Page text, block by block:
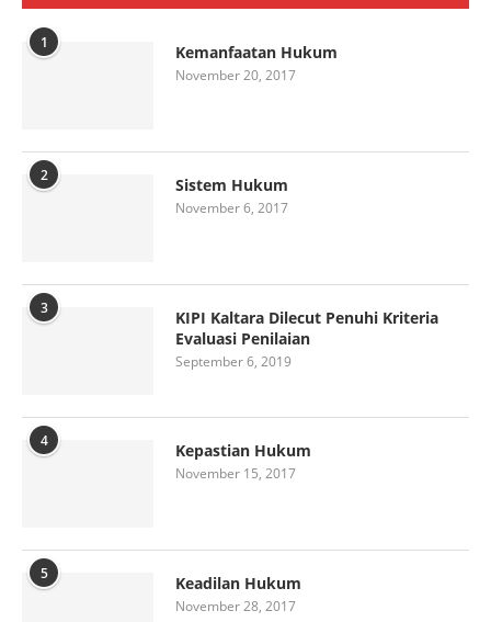
1 Kemanfaatan Hukum
November 20, 2017
2 Sistem Hukum
November 6, 2017
3
KIPI Kaltara Dilecut Penuhi Kriteria
Evaluasi Penilaian
September 6, 2019
4 Kepastian Hukum
November 15, 2017
5 Keadilan Hukum
November 28, 2017